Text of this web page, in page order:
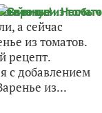
а сейчас
из томатов.
рецепт.
с добавлением
из...